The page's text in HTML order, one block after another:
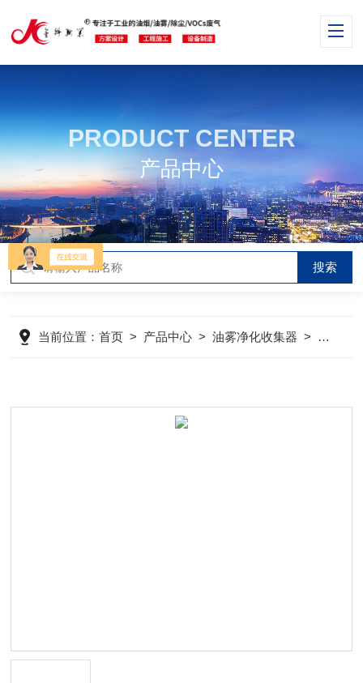
PRODUCT CENTER
产品中心
当前位置：首页 > 产品中心 >油雾净化收集器 > 静电式